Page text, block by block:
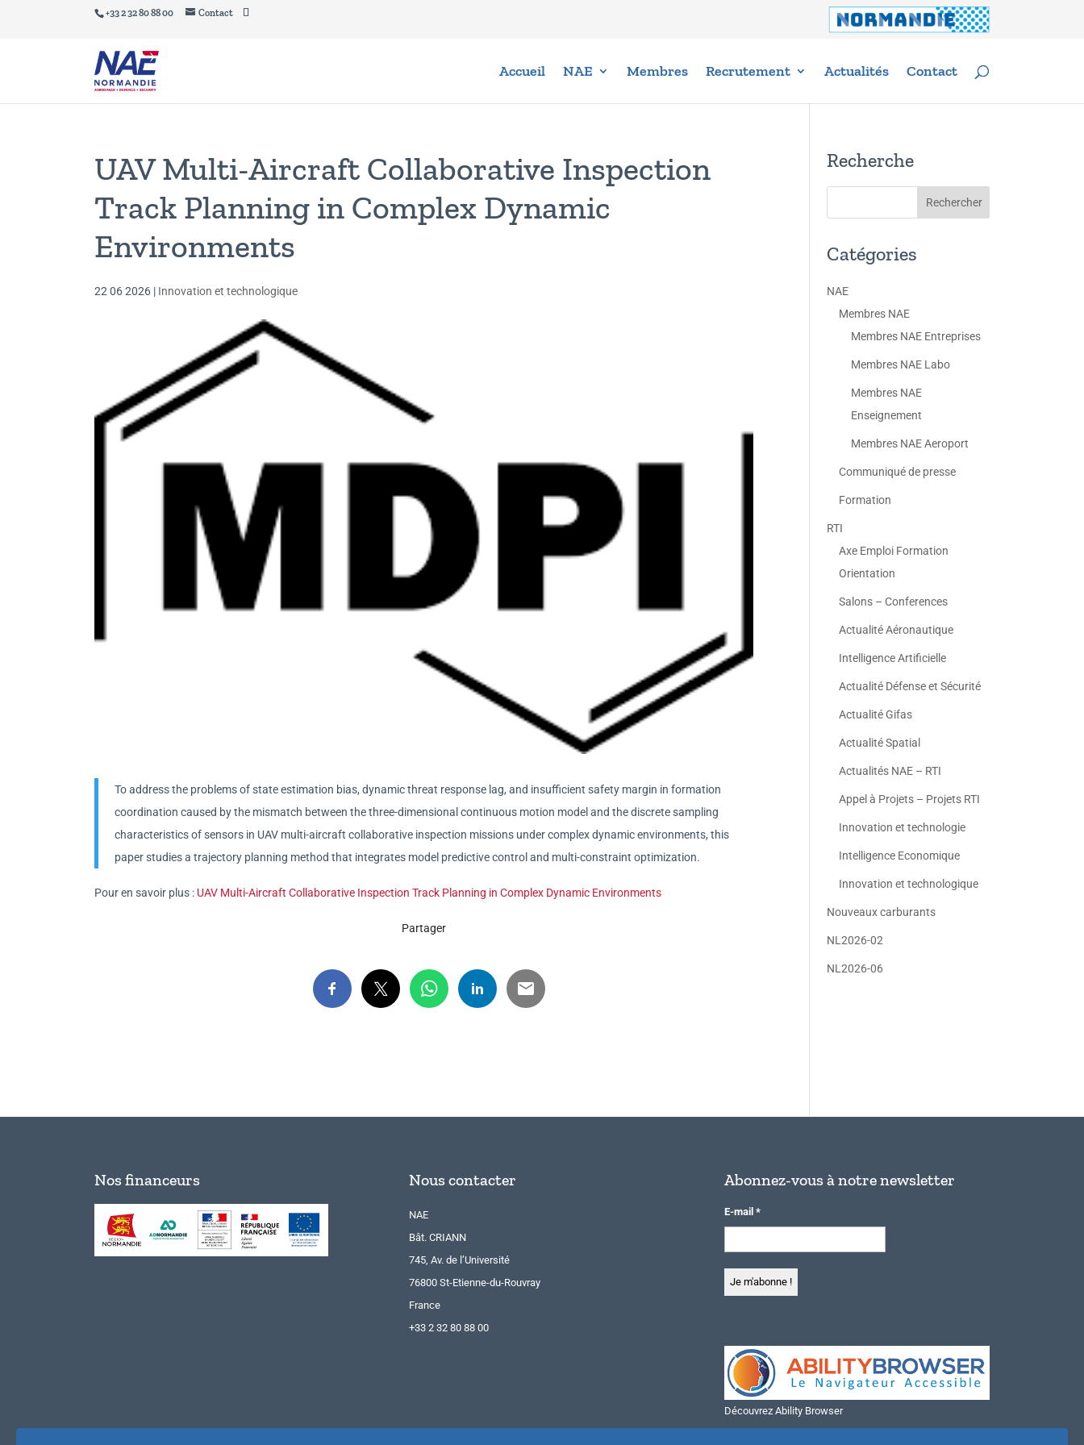
+33 2 32 80 88 00 Contact
Accueil NAE Membres Recrutement Actualités Contact
UAV Multi-Aircraft Collaborative Inspection
Track Planning in Complex Dynamic
Environments
22 06 2026 | Innovation et technologique
To address the problems of state estimation bias, dynamic threat response lag, and insufficient safety margin in formation
coordination caused by the mismatch between the three-dimensional continuous motion model and the discrete sampling
characteristics of sensors in UAV multi-aircraft collaborative inspection missions under complex dynamic environments, this
paper studies a trajectory planning method that integrates model predictive control and multi-constraint optimization.
Pour en savoir plus : UAV Multi-Aircraft Collaborative Inspection Track Planning in Complex Dynamic Environments
Partager
Recherche
Catégories
NAE
Membres NAE
Membres NAE Entreprises
Membres NAE Labo
Membres NAE
Enseignement
Membres NAE Aeroport
Communiqué de presse
Formation
RTI
Axe Emploi Formation
Orientation
Salons – Conferences
Actualité Aéronautique
Intelligence Artificielle
Actualité Défense et Sécurité
Actualité Gifas
Actualité Spatial
Actualités NAE – RTI
Appel à Projets – Projets RTI
Innovation et technologie
Intelligence Economique
Innovation et technologique
Nouveaux carburants
NL2026-02
NL2026-06
Nos financeurs Nous contacter
NAE
Bât. CRIANN
745, Av. de l’Université
76800 St-Etienne-du-Rouvray
France
+33 2 32 80 88 00
Abonnez-vous à notre newsletter
E-mail *
Découvrez Ability Browser